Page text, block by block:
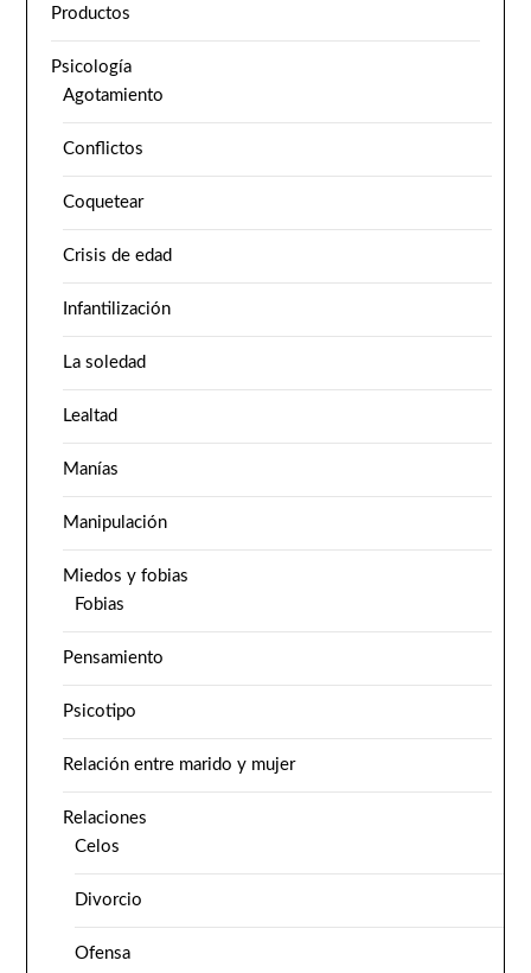
Productos
Psicología
Agotamiento
Conflictos
Coquetear
Crisis de edad
Infantilización
La soledad
Lealtad
Manías
Manipulación
Miedos y fobias
Fobias
Pensamiento
Psicotipo
Relación entre marido y mujer
Relaciones
Celos
Divorcio
Ofensa